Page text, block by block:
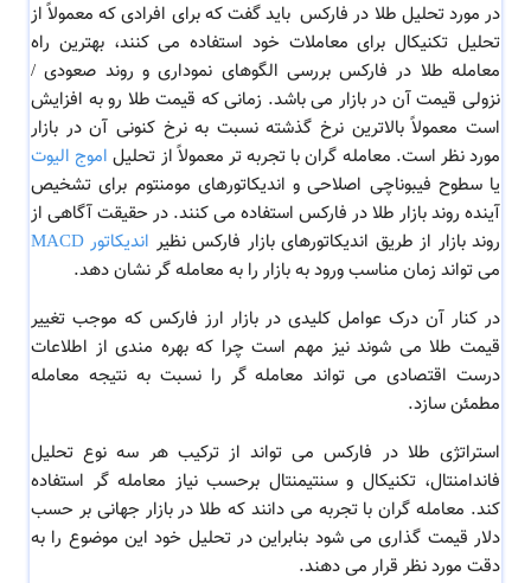
در موردتحلیل طلا در فارکسباید گفت کهبرای افرادی که معمولاً از
تحلیل تکنیکال برای معاملات خود استفاده می کنند، بهترین راه
معامله طلا در فارکس بررسی الگوهای نموداری و روند صعودی /
نزولی قیمت آن در بازار می باشد. زمانی که قیمت طلا رو به افزایش
است معمولاً بالاترین نرخ گذشته نسبت به نرخ کنونی آن در بازار
مورد نظر است. معامله گران با تجربه تر معمولاً از تحلیل اموج الیوت
یا سطوح فیبوناچی اصلاحی و اندیکاتورهای مومنتوم برای تشخیص
آینده روند بازار طلا در فارکس استفاده می کنند. در حقیقت آگاهی از
روند بازار از طریق اندیکاتورهای بازار فارکس نظیر اندیکاتور MACD
می تواند زمان مناسب ورود به بازار را به معامله گر نشان دهد.
در کنار آن درک عوامل کلیدی در بازار ارز فارکس که موجب تغییر
قیمت طلا می شوند نیز مهم است چرا که بهره مندی از اطلاعات
درست اقتصادی می تواند معامله گر را نسبت به نتیجه معامله
مطمئن سازد.
استراتژی طلا در فارکس می تواند از ترکیب هر سه نوع تحلیل
فاندامنتال، تکنیکال و سنتیمنتال برحسب نیاز معامله گر استفاده
کند. معامله گران با تجربه می دانند که طلا در بازار جهانی بر حسب
دلار قیمت گذاری می شود بنابراین در تحلیل خود این موضوع را به
دقت مورد نظر قرار می دهند.